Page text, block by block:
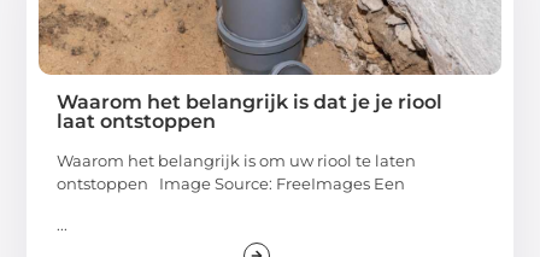
Waarom het belangrijk is dat je je riool
laat ontstoppen
Waarom het belangrijk is om uw riool te laten
ontstoppen Image Source: FreeImages‍ Een
...